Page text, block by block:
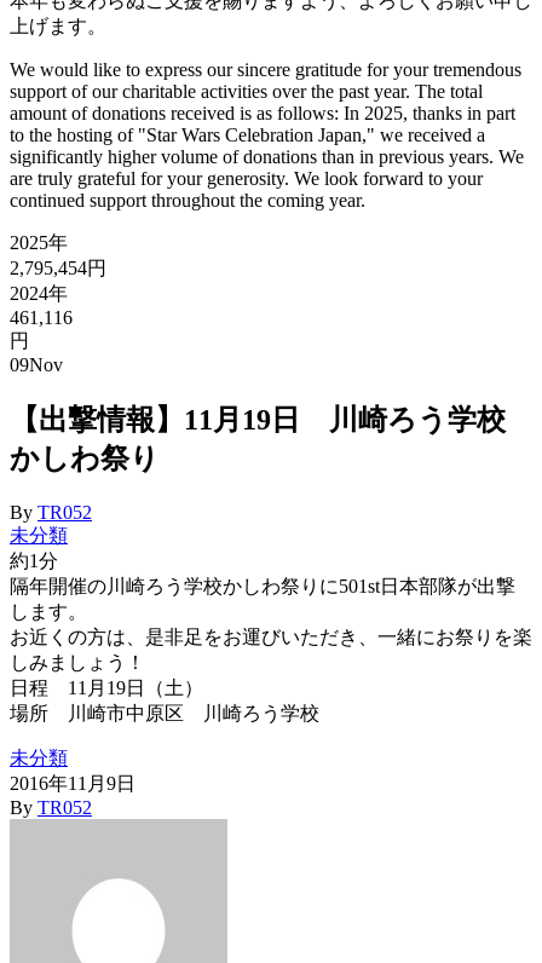
上げます。
We would like to express our sincere gratitude for your tremendous
support of our charitable activities over the past year. The total
amount of donations received is as follows: In 2025, thanks in part
to the hosting of "Star Wars Celebration Japan," we received a
significantly higher volume of donations than in previous years. We
are truly grateful for your generosity. We look forward to your
continued support throughout the coming year.
2025年
2,795,454円
2024年
461,116
円
09Nov
【出撃情報】11月19日 川崎ろう学校
かしわ祭り
By TR052
未分類
約1分
隔年開催の川崎ろう学校かしわ祭りに501st日本部隊が出撃
します。
お近くの方は、是非足をお運びいただき、一緒にお祭りを楽
しみましょう！
日程 11月19日（土）
場所 川崎市中原区 川崎ろう学校
未分類
2016年11月9日
By TR052